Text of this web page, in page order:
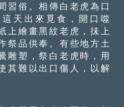
習俗。相傳白老虎為口
天出來覓食，開口噬
上繪畫黑紋老虎，抺上
祭品供奉。有些地方土
雕塑，祭白老虎時，用
其難以出口傷人，以解